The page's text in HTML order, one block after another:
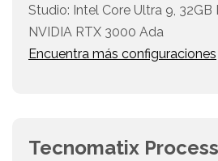
Studio: Intel Core Ultra 9, 32GB
NVIDIA RTX 3000 Ada
Encuentra más configuraciones
Tecnomatix